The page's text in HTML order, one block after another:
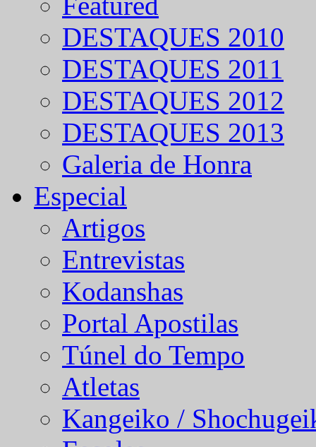
DESTAQUES 2010
DESTAQUES 2011
DESTAQUES 2012
DESTAQUES 2013
Galeria de Honra
Especial
Artigos
Entrevistas
Kodanshas
Portal Apostilas
Túnel do Tempo
Atletas
Kangeiko /